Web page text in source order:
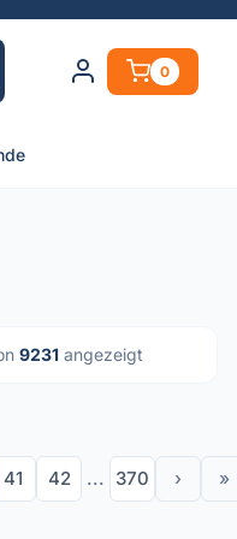
0
9231 angezeigt
41 42 ... 370 › »